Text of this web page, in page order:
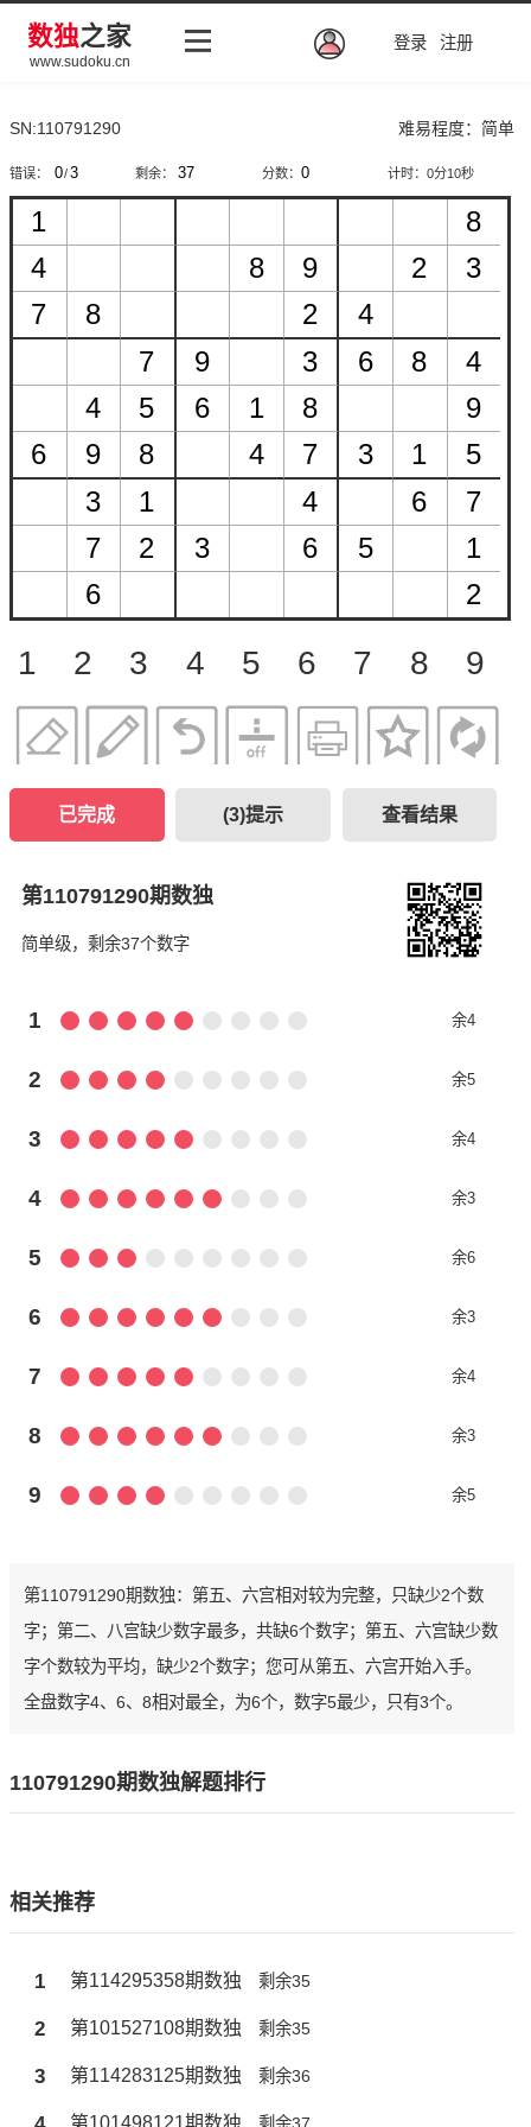
数独之家
www.sudoku.cn
登录 注册
SN:110791290 难易程度：简单
错误： / 剩余： 分数： 计时：0分11秒
1 2 3 4 5 6 7 8 9
已完成 (3)提示 查看结果
第110791290期数独
简单级，剩余37个数字
1 余4
2 余5
3 余4
4 余3
5 余6
6 余3
7 余4
8 余3
9 余5
第110791290期数独：第五、六宫相对较为完整，只缺少2个数
字；第二、八宫缺少数字最多，共缺6个数字；第五、六宫缺少数
字个数较为平均，缺少2个数字；您可从第五、六宫开始入手。
全盘数字4、6、8相对最全，为6个，数字5最少，只有3个。
110791290期数独解题排行
相关推荐
1 第114295358期数独 剩余35
2 第101527108期数独 剩余35
3 第114283125期数独 剩余36
第101498121期数独